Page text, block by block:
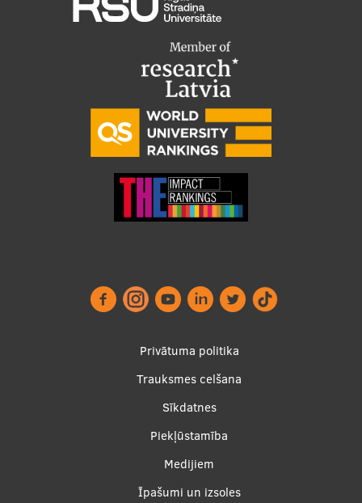
Privātuma politika
Trauksmes celšana
Sīkdatnes
Piekļūstamība
Medijiem
Īpašumi un izsoles